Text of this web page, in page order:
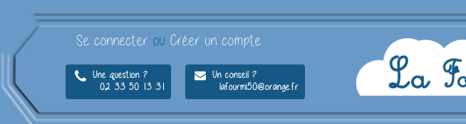
Se connecter ou Créer un compte
Une question ?
02 33 50 13 31
Un conseil ?
lafourmi50@orange.fr